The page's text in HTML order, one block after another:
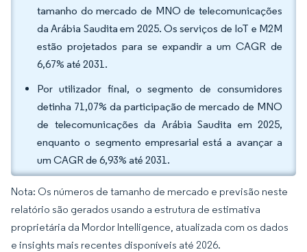
tamanho do mercado de MNO de telecomunicações
da Arábia Saudita em 2025. Os serviços de IoT e M2M
estão projetados para se expandir a um CAGR de
6,67% até 2031.
Por utilizador final, o segmento de consumidores
detinha 71,07% da participação de mercado de MNO
de telecomunicações da Arábia Saudita em 2025,
enquanto o segmento empresarial está a avançar a
um CAGR de 6,93% até 2031.
Nota: Os números de tamanho de mercado e previsão neste
relatório são gerados usando a estrutura de estimativa
proprietária da Mordor Intelligence, atualizada com os dados
e insights mais recentes disponíveis até 2026.